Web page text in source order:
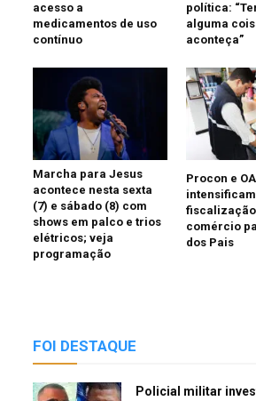
acesso a
medicamentos de uso
contínuo
política:
alguma
aconteça”
Marcha para Jesus
acontece nesta sexta
(7) e sábado (8) com
shows em palco e trios
elétricos; veja
programação
Procon e
intensificam
comércio
dos Pais
FOI DESTAQUE
Policial militar